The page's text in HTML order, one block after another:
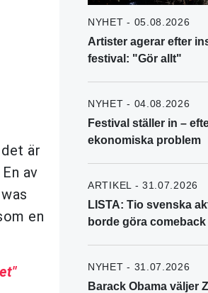
är
av
en
NYHET - 05.08.2026
Artister agerar efter
festival: "Gör allt"
NYHET - 04.08.2026
Festival ställer in –
ekonomiska problem
ARTIKEL - 31.07.2026
LISTA: Tio svenska
borde göra comeback
NYHET - 31.07.2026
Barack Obama väljer